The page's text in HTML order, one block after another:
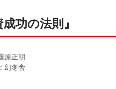
功の法則』
原正明
幻冬舎